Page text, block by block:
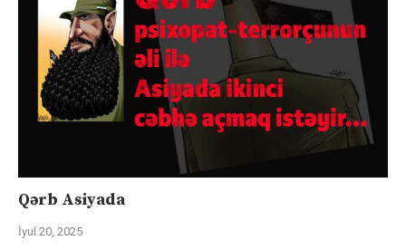
Qərb Asiyada
İyul 20, 2025